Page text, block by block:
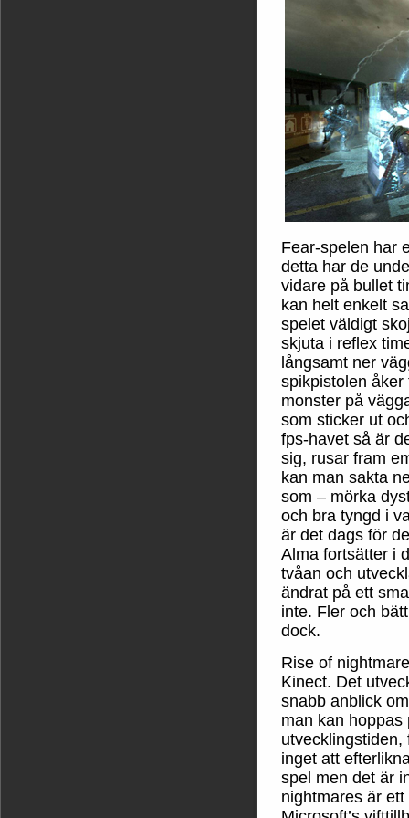
Fear-spelen har
detta har de
vidare på bullet
kan helt enkelt
spelet väldigt
skjuta i reflex
långsamt ner
spikpistolen
monster på
som sticker ut
fps-havet så är
sig, rusar fram
kan man sakta
som – mörka
och bra tyngd i
är det dags för
Alma fortsätter i
tvåan och
ändrat på ett
inte. Fler och
dock.
Rise of
Kinect. Det
snabb anblick
man kan hoppas
utvecklingstiden,
inget att
spel men det är
nightmares är